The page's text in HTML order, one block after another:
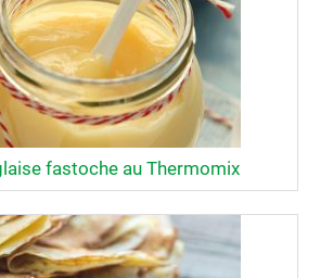
fastoche au Thermomix